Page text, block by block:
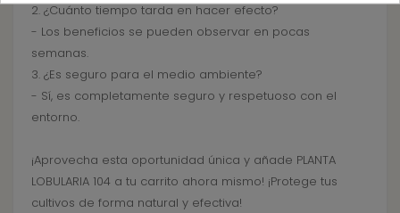
2. ¿Cuánto tiempo tarda en hacer efecto?
- Los beneficios se pueden observar en pocas
semanas.
3. ¿Es seguro para el medio ambiente?
- Sí, es completamente seguro y respetuoso con el
entorno.
¡Aprovecha esta oportunidad única y añade PLANTA
LOBULARIA 104 a tu carrito ahora mismo! ¡Protege tus
cultivos de forma natural y efectiva!